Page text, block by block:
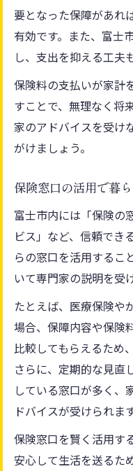
要となった保障があれ
有効です。また、富士
し、支出を抑える工夫
保険料の支払いが家計
すことで、無理なく将
家のアドバイスを受け
がけましょう。
保険窓口の活用で暮
富士市内には「保険の
ビス」など、信頼でき
らの窓口を活用するこ
いて専門家の説明を受
たとえば、医療保険や
場合、保障内容や保険
比較してもらえるため
さらに、定期的な見直
している窓口が多く、
ドバイスが受けられます
保険窓口を賢く活用す
安心して生活を送るた